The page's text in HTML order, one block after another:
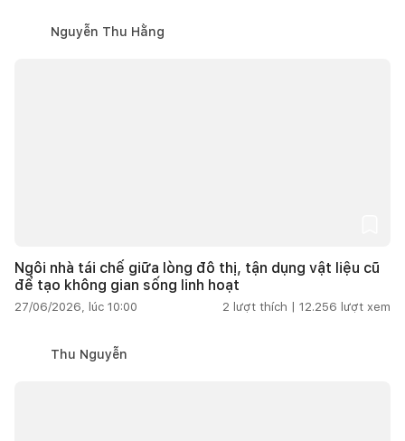
Nguyễn Thu Hằng
Ngôi nhà tái chế giữa lòng đô thị, tận dụng vật liệu cũ
để tạo không gian sống linh hoạt
27/06/2026, lúc 10:00 2 lượt thích | 12.256 lượt xem
Thu Nguyễn